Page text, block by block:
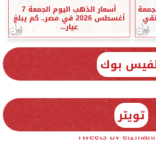
النقي
أسعار الذهب اليوم الجمعة 7
أغسطس 2026 في مصر.. كم يبلغ
عيار...
بوك
تويتر
Tweets by